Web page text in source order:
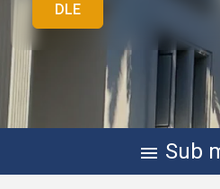
DLE
menu Sub